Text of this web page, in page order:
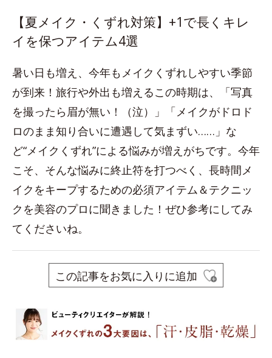
【夏メイク・くずれ対策】+1で長くキレ
イを保つアイテム4選
暑い日も増え、今年もメイクくずれしやすい季節
が到来！旅行や外出も増えるこの時期は、「写真
を撮ったら眉が無い！（泣）」「メイクがドロド
ロのまま知り合いに遭遇して気まずい……」な
ど“メイクくずれ”による悩みが増えがちです。今年
こそ、そんな悩みに終止符を打つべく、長時間メ
イクをキープするための必須アイテム＆テクニッ
クを美容のプロに聞きました！ぜひ参考にしてみ
てくださいね。
この記事をお気に入りに追加